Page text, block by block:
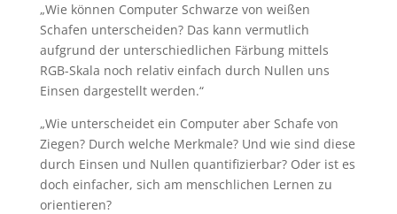
„Wie können Computer Schwarze von weißen
Schafen unterscheiden? Das kann vermutlich
aufgrund der unterschiedlichen Färbung mittels
RGB-Skala noch relativ einfach durch Nullen uns
Einsen dargestellt werden.“
„Wie unterscheidet ein Computer aber Schafe von
Ziegen? Durch welche Merkmale? Und wie sind diese
durch Einsen und Nullen quantifizierbar? Oder ist es
doch einfacher, sich am menschlichen Lernen zu
orientieren?